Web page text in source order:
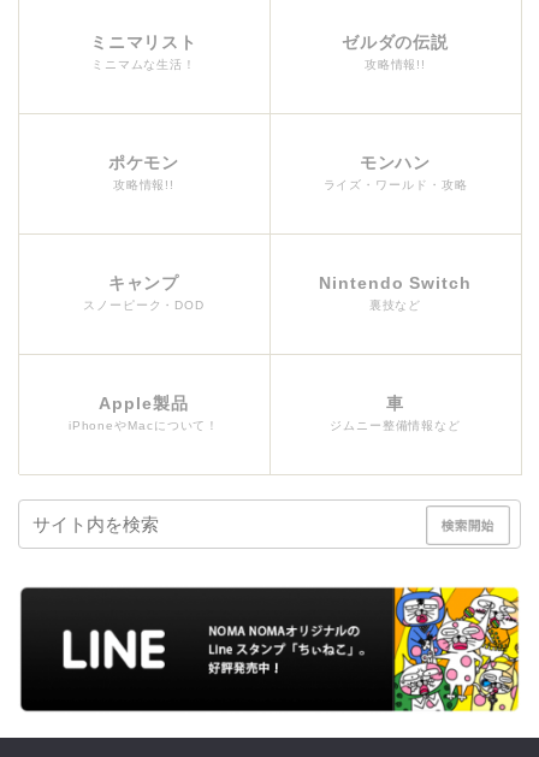
ミニマリスト
ミニマムな生活！
ゼルダの伝説
攻略情報!!
ポケモン
攻略情報!!
モンハン
ライズ・ワールド・攻略
キャンプ
スノーピーク・DOD
Nintendo Switch
裏技など
Apple製品
iPhoneやMacについて！
車
ジムニー整備情報など